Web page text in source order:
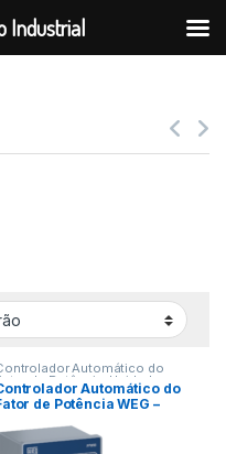
Automático do
de Potência Unidade
Trifásica
Automático do
de Potência WEG –
Industrial